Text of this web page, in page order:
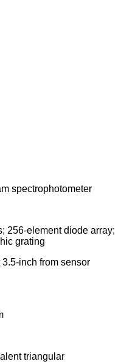
spectrophotometer
256-element diode array;
grating
inch from sensor
triangular